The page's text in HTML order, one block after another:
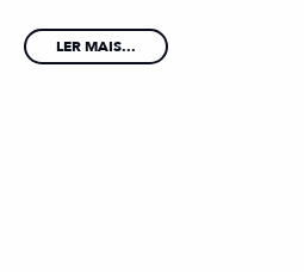
LER MAIS...